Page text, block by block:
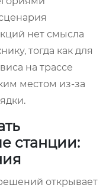
нет смысла
тогда как для
на трассе
местом из-за
станции:
открывает